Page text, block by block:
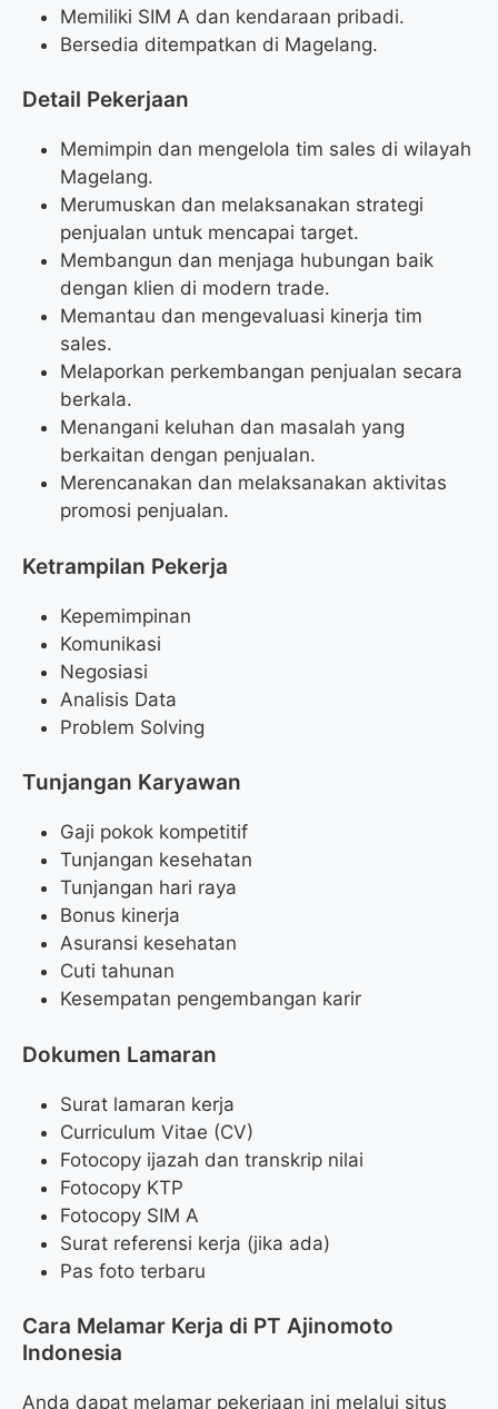
Memiliki SIM A dan kendaraan pribadi.
Bersedia ditempatkan di Magelang.
Detail Pekerjaan
Memimpin dan mengelola tim sales di wilayah
Magelang.
Merumuskan dan melaksanakan strategi
penjualan untuk mencapai target.
Membangun dan menjaga hubungan baik
dengan klien di modern trade.
Memantau dan mengevaluasi kinerja tim
sales.
Melaporkan perkembangan penjualan secara
berkala.
Menangani keluhan dan masalah yang
berkaitan dengan penjualan.
Merencanakan dan melaksanakan aktivitas
promosi penjualan.
Ketrampilan Pekerja
Kepemimpinan
Komunikasi
Negosiasi
Analisis Data
Problem Solving
Tunjangan Karyawan
Gaji pokok kompetitif
Tunjangan kesehatan
Tunjangan hari raya
Bonus kinerja
Asuransi kesehatan
Cuti tahunan
Kesempatan pengembangan karir
Dokumen Lamaran
Surat lamaran kerja
Curriculum Vitae (CV)
Fotocopy ijazah dan transkrip nilai
Fotocopy KTP
Fotocopy SIM A
Surat referensi kerja (jika ada)
Pas foto terbaru
Cara Melamar Kerja di PT Ajinomoto
Indonesia
Anda dapat melamar pekerjaan ini melalui situs